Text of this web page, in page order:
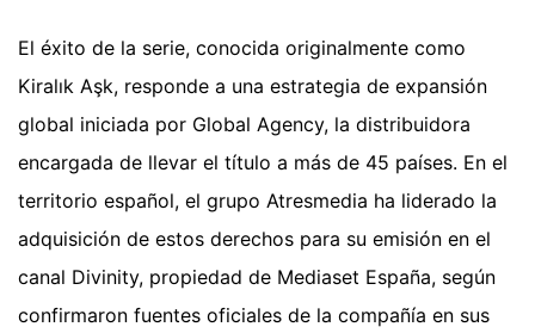
El éxito de la serie, conocida originalmente como
Kiralık Aşk, responde a una estrategia de expansión
global iniciada por Global Agency, la distribuidora
encargada de llevar el título a más de 45 países. En el
territorio español, el grupo Atresmedia ha liderado la
adquisición de estos derechos para su emisión en el
canal Divinity, propiedad de Mediaset España, según
confirmaron fuentes oficiales de la compañía en sus